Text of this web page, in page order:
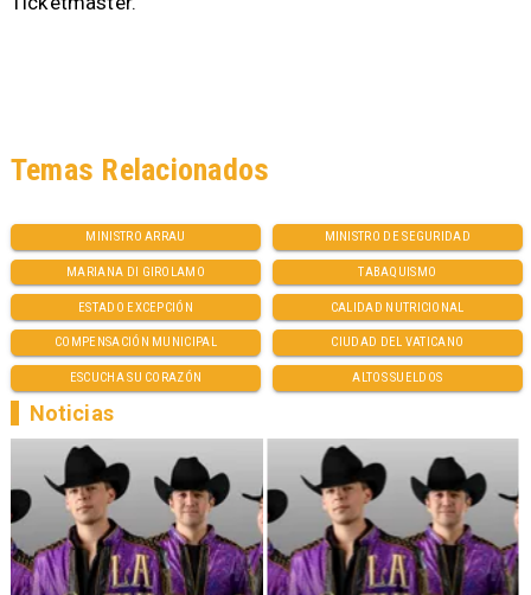
MINISTRO ARRAU MINISTRO DE SEGURIDAD
MARIANA DI GIROLAMO TABAQUISMO
ESTADO EXCEPCIÓN CALIDAD NUTRICIONAL
COMPENSACIÓN MUNICIPAL CIUDAD DEL VATICANO
ESCUCHA SU CORAZÓN ALTOS SUELDOS
Temas Relacionados
Noticias